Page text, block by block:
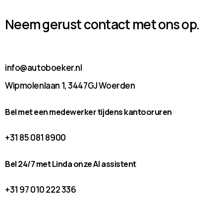
Neem gerust contact met ons op.
info@autoboeker.nl
Wipmolenlaan 1, 3447GJ Woerden
Bel met een medewerker tijdens kantooruren
+31 85 081 8900
Bel 24/7 met Linda onze AI assistent
+31 97 010 222 336